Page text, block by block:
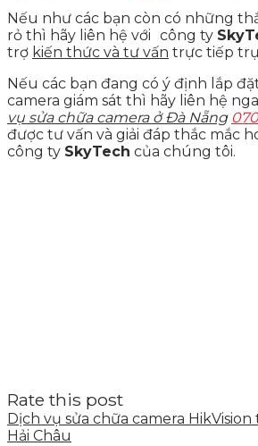
Nếu như các bạn còn có những
rỏ thì hãy liên hệ với công ty
trợ kiến thức và tư vấn trực tiếp
Nếu các bạn đang có ý định lắp
camera giám sát thì hãy liên hệ
vụ sửa chữa camera ở Đà Nẵng
được tư vấn và giải đáp thắc mắc
công ty SkyTech của chúng tôi.
Rate this post
Dịch vụ sửa chữa camera
Hải Châu